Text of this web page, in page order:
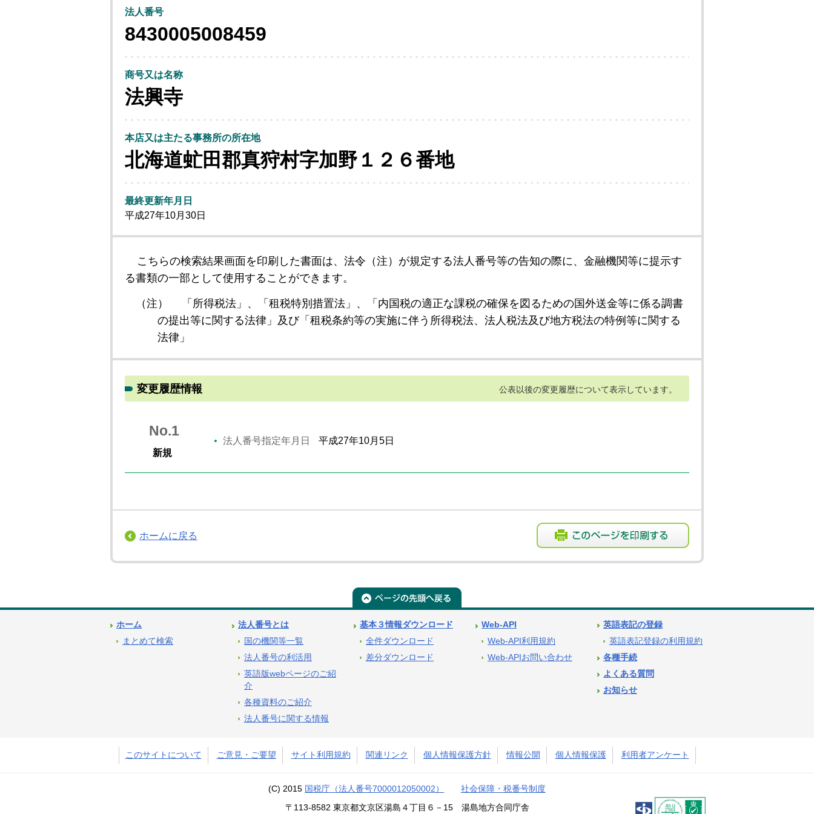
法人番号
8430005008459
商号又は名称
法興寺
本店又は主たる事務所の所在地
北海道虻田郡真狩村字加野１２６番地
最終更新年月日
平成27年10月30日
こちらの検索結果画面を印刷した書面は、法令（注）が規定する法人番号等の告知の際に、金融機関等に提示す
る書類の一部として使用することができます。
（注）
「所得税法」、「租税特別措置法」、「内国税の適正な課税の確保を図るための国外送金等に係る調書
の提出等に関する法律」及び「租税条約等の実施に伴う所得税法、法人税法及び地方税法の特例等に関する
法律」
変更履歴情報 公表以後の変更履歴について表示しています。
No.1
新規
法人番号指定年月日 平成27年10月5日
ホームに戻る
ホーム
まとめて検索
法人番号とは
国の機関等一覧
法人番号の利活用
英語版webページのご紹
介
各種資料のご紹介
法人番号に関する情報
基本３情報ダウンロード
全件ダウンロード
差分ダウンロード
Web-API
Web-API利用規約
Web-APIお問い合わせ
英語表記の登録
英語表記登録の利用規約
各種手続
よくある質問
お知らせ
このサイトについて ご意見・ご要望 サイト利用規約 関連リンク 個人情報保護方針 情報公開 個人情報保護 利用者アンケート
(C) 2015 国税庁（法人番号7000012050002） 社会保障・税番号制度
〒113-8582 東京都文京区湯島４丁目６－15 湯島地方合同庁舎